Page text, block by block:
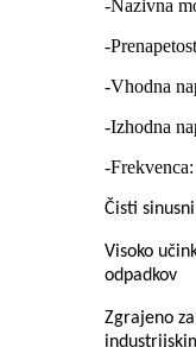
-Nazivna
-
-Vhodna
-Izhodna
-
Čisti
Visoko
odpadkov
Zgrajeno